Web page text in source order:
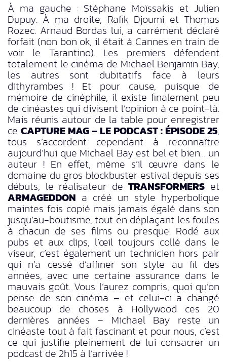
À ma gauche : Stéphane Moïssakis et Julien
Dupuy. À ma droite, Rafik Djoumi et Thomas
Rozec. Arnaud Bordas lui, a carrément déclaré
forfait (non bon ok, il était à Cannes en train de
voir le Tarantino). Les premiers défendent
totalement le cinéma de Michael Benjamin Bay,
les autres sont dubitatifs face à leurs
dithyrambes ! Et pour cause, puisque de
mémoire de cinéphile, il existe finalement peu
de cinéastes qui divisent l’opinion à ce point-là.
Mais réunis autour de la table pour enregistrer
ce CAPTURE MAG – LE PODCAST : ÉPISODE 25,
tous s’accordent cependant à reconnaître
aujourd’hui que Michael Bay est bel et bien… un
auteur ! En effet, même s’il œuvre dans le
domaine du gros blockbuster estival depuis ses
débuts, le réalisateur deTRANSFORMERS et
ARMAGEDDON a créé un style hyperbolique
maintes fois copié mais jamais égalé dans son
jusqu’au-boutisme, tout en déplaçant les foules
à chacun de ses films ou presque. Rodé aux
pubs et aux clips, l’œil toujours collé dans le
viseur, c’est également un technicien hors pair
qui n’a cessé d’affiner son style au fil des
années, avec une certaine assurance dans le
mauvais goût. Vous l’aurez compris, quoi qu’on
pense de son cinéma – et celui-ci a changé
beaucoup de choses à Hollywood ces 20
dernières années – Michael Bay reste un
cinéaste tout à fait fascinant et pour nous, c’est
ce qui justifie pleinement de lui consacrer un
podcast de 2h15 à l’arrivée !